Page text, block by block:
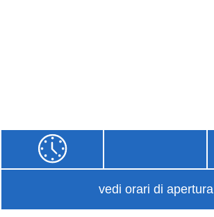
vedi orari di apertura